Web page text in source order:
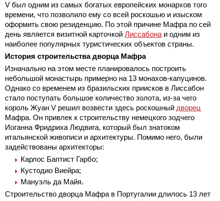
V был одним из самых богатых европейских монархов того
времени, что позволило ему со всей роскошью и изыском
оформить свою резиденцию. По этой причине Мафра по сей
день является визитной карточкой Лиссабона и одним из
наиболее популярных туристических объектов страны.
История строительства дворца Мафра
Изначально на этом месте планировалось построить
небольшой монастырь примерно на 13 монахов-капуцинов.
Однако со временем из бразильских приисков в Лиссабон
стало поступать большое количество золота, из-за чего
король Жуан V решил возвести здесь роскошный дворец
Мафра. Он привлек к строительству немецкого зодчего
Иоганна Фридриха Людвига, который был знатоком
итальянской живописи и архитектуры. Помимо него, были
задействованы архитекторы:
Карлос Баптист Гарбо;
Кустодио Виейра;
Мануэль да Майя.
Строительство дворца Мафра в Португалии длилось 13 лет